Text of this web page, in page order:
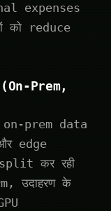
expenses
को reduce
Prem,
prem data
edge
कर रही
उदाहरण के